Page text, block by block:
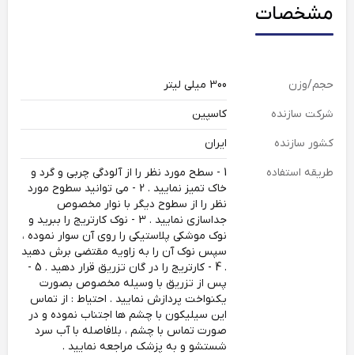
مشخصات
حجم/وزن
300 میلی لیتر
شرکت سازنده
کاسپین
کشور سازنده
ایران
طریقه استفاده
1 - سطح مورد نظر را از آلودگی چربی و گرد و
خاک تمیز نمایید . 2 - می توانید سطوح مورد
نظر را از سطوح دیگر با نوار مخصوص
جداسازی نمایید . 3 - نوک کارتریج را ببرید و
نوک موشکی پلاستیکی را روی آن سوار نموده ،
سپس نوک آن را به زاویه مقتضی برش دهید
. 4 - کارتریج را در گان تزریق قرار دهید . 5 -
پس از تزریق با وسیله مخصوص بصورت
یکنواخت پردازش نمایید . احتیاط : از تماس
این سیلیکون با چشم ها اجتناب نموده و در
صورت تماس با چشم ، بلافاصله با آب سرد
شستشو و به پزشک مراجعه نمایید .